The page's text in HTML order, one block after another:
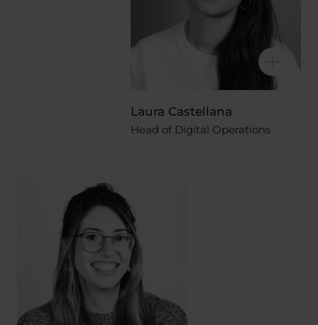
Laura Castellana
Head of Digital Operations